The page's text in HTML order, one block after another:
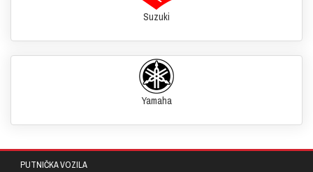
Suzuki
Yamaha
PUTNIČKA VOZILA